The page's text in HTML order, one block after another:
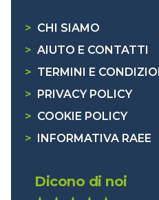
> CHI SIAMO
> AIUTO E CONTATTI
> TERMINI E
>
PRIVACY POLICY
> COOKIE POLICY
>
INFORMATIVA RAEE
Dicono di noi